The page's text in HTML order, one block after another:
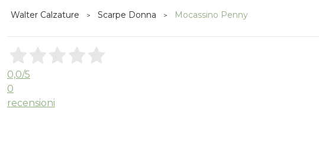
Walter Calzature Scarpe Donna Mocassino Penny
0,0/5
0
recensioni